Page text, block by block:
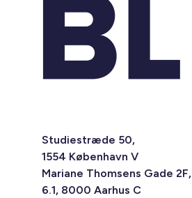
Studiestræde 50,
1554 København V
Mariane Thomsens Gade 2F,
6.1, 8000 Aarhus C